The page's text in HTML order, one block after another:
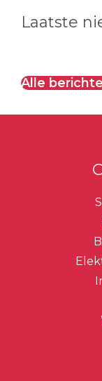
website
Laatste
Alle